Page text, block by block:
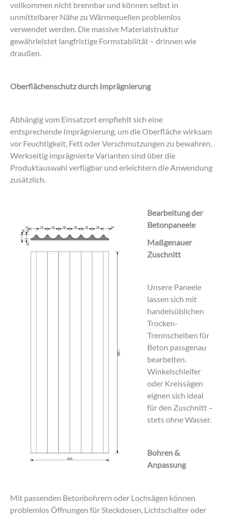
vollkommen nicht brennbar und können selbst in
unmittelbarer Nähe zu Wärmequellen problemlos
verwendet werden. Die massive Materialstruktur
gewährleistet langfristige Formstabilität – drinnen wie
draußen.
Oberflächenschutz durch Imprägnierung
Abhängig vom Einsatzort empfiehlt sich eine
entsprechende Imprägnierung, um die Oberfläche wirksam
vor Feuchtigkeit, Fett oder Verschmutzungen zu bewahren.
Werkseitig imprägnierte Varianten sind über die
Produktauswahl verfügbar und erleichtern die Anwendung
zusätzlich.
Bearbeitung der
Betonpaneele
Maßgenauer
Zuschnitt
Unsere Paneele
lassen sich mit
handelsüblichen
Trocken-
Trennscheiben für
Beton passgenau
bearbeiten.
Winkelschleifer
oder Kreissägen
eignen sich ideal
für den Zuschnitt –
stets ohne Wasser.
Bohren &
Anpassung
Mit passenden Betonbohrern oder Lochsägen können
problemlos Öffnungen für Steckdosen, Lichtschalter oder